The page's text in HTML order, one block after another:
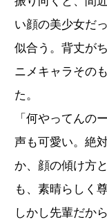
い顔の美少女だ
似合う。背丈が
ニメキャラその
た。
「何やってんの
声も可愛い。絶
か、顔の傾け方
も、素晴らしく尊
しかし先輩だか